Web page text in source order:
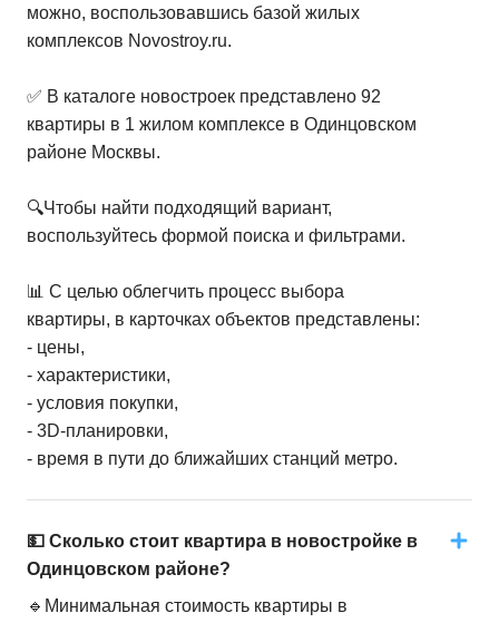
83,7– 106,2 м² 30
4-комн. кв.
можно, воспользовавшись базой жилых
комплексов Novostroy.ru.
✅ В каталоге новостроек представлено 92
квартиры в 1 жилом комплексе в Одинцовском
районе Москвы.
🔍Чтобы найти подходящий вариант,
воспользуйтесь формой поиска и фильтрами.
📊 С целью облегчить процесс выбора
квартиры, в карточках объектов представлены:
- цены,
- характеристики,
- условия покупки,
- 3D-планировки,
- время в пути до ближайших станций метро.
💵 Сколько стоит квартира в новостройке в
Одинцовском районе?
🔹Минимальная стоимость квартиры в